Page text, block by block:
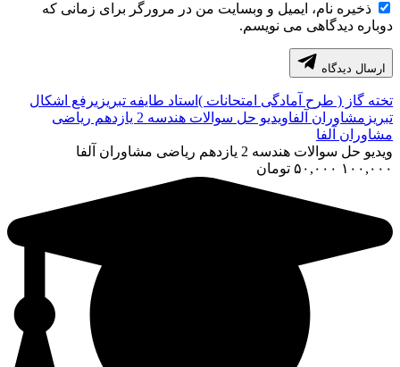
ذخیره نام، ایمیل و وبسایت من در مرورگر برای زمانی که
دوباره دیدگاهی می نویسم.
ارسال دیدگاه
تخته گاز ( طرح آمادگی امتحانات ) استاد طایفه تبریزیرفع اشکال
تبریز مشاوران آلفا
ویدیو حل سوالات هندسه 2 یازدهم ریاضی
مشاوران آلفا
ویدیو حل سوالات هندسه 2 یازدهم ریاضی مشاوران آلفا
۱۰۰,۰۰۰ ۵۰,۰۰۰ تومان